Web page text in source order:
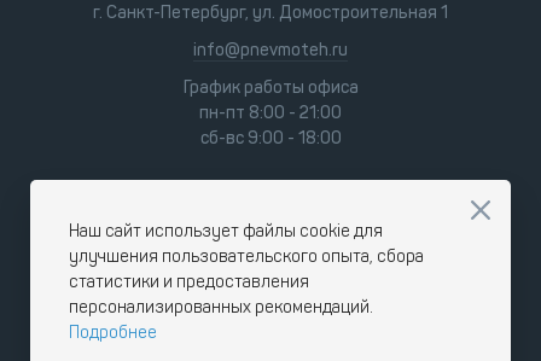
г. Санкт-Петербург, ул. Домостроительная 1
info@pnevmoteh.ru
График работы офиса
пн-пт 8:00 - 21:00
сб-вс 9:00 - 18:00
Наш сайт использует файлы cookie для
улучшения пользовательского опыта, сбора
статистики и предоставления
персонализированных рекомендаций.
Подробнее